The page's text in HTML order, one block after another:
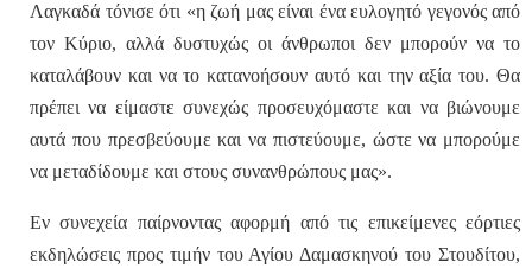
Λαγκαδά τόνισε ότι «η ζωή μας είναι ένα ευλογητό γεγονός από
τον Κύριο, αλλά δυστυχώς οι άνθρωποι δεν μπορούν να το
καταλάβουν και να το κατανοήσουν αυτό και την αξία του. Θα
πρέπει να είμαστε συνεχώς προσευχόμαστε και να βιώνουμε
αυτά που πρεσβεύουμε και να πιστεύουμε, ώστε να μπορούμε
να μεταδίδουμε και στους συνανθρώπους μας».
Εν συνεχεία παίρνοντας αφορμή από τις επικείμενες εόρτιες
εκδηλώσεις προς τιμήν του Αγίου Δαμασκηνού του Στουδίτου,